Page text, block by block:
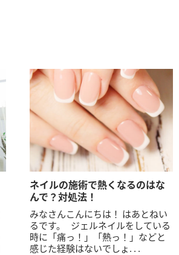
ネイルの施術で熱くなるのはな
んで？対処法！
みなさんこんにちは！ はあとねい
るです。 ジェルネイルをしている
時に「痛っ！」「熱っ！」などと
感じた経験はないでしょ. . .